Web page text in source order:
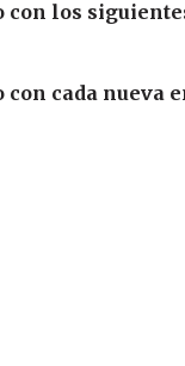
los
cada nueva